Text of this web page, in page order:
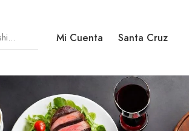
Mi Cuenta Santa Cruz